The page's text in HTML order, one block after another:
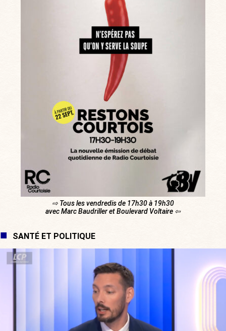
⇨ Tous les vendredis de 17h30 à 19h30
avec Marc Baudriller et Boulevard Voltaire ⇦
SANTÉ ET POLITIQUE